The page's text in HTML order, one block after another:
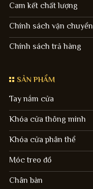
Cam kết chất lượng
Chính sách vận chuyển
Chính sách trả hàng
SẢN PHẨM
Tay nắm cửa
Khóa cửa thông minh
Khóa cửa phân thể
Móc treo đồ
Chân bàn